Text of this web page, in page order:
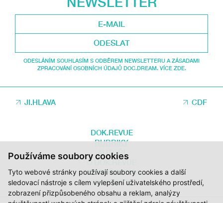
Používáme soubory cookies
Tyto webové stránky používají soubory cookies a další
sledovací nástroje s cílem vylepšení uživatelského prostředí,
zobrazení přizpůsobeného obsahu a reklam, analýzy
ODESLAT
ODESLÁNÍM SOUHLASÍM S ODBĚREM NEWSLETTERU A ZÁSADAMI
ZPRACOVÁNÍ OSOBNÍCH ÚDAJŮ DOC.DREAM. VÍCE ZDE.
JI.HLAVA CDF
DOK.REVUE
RUBRIKY
AUTOŘI
O DOK.REVUE
PODPOŘTE NÁS
KONTAKTY